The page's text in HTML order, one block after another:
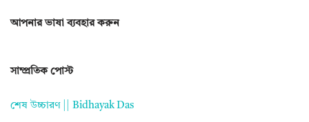
আপনার ভাষা ব্যবহার করুন
সাম্প্রতিক পোস্ট
শেষ উচ্চারণ || Bidhayak Das